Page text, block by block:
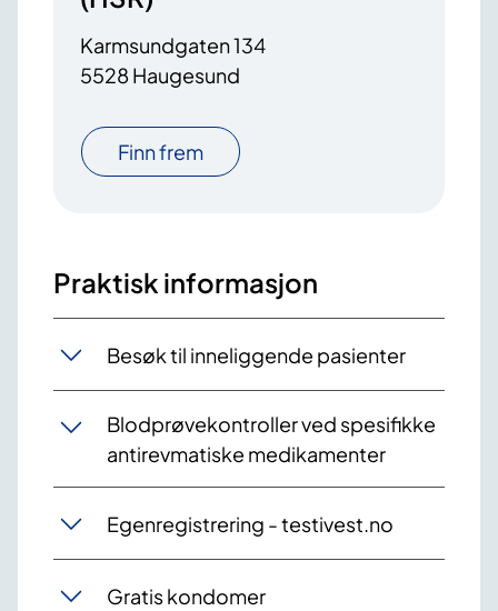
Karmsundgaten 134
5528 Haugesund
Finn frem
Praktisk informasjon
Besøk til inneliggende pasienter
Blodprøvekontroller ved spesifikke
antirevmatiske medikamenter
Egenregistrering - testivest.no
Gratis kondomer